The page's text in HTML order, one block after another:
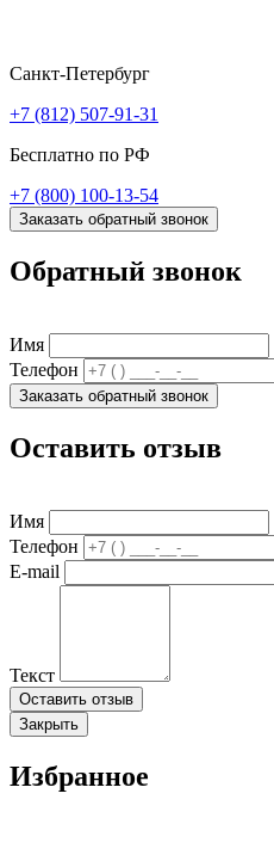
Санкт-Петербург
+7 (812) 507-91-31
Бесплатно по РФ
+7 (800) 100-13-54
Заказать обратный звонок
Обратный звонок
Имя
Телефон
Заказать обратный звонок
Оставить отзыв
Имя
Телефон
E-mail
Текст
Оставить отзыв
Закрыть
Избранное